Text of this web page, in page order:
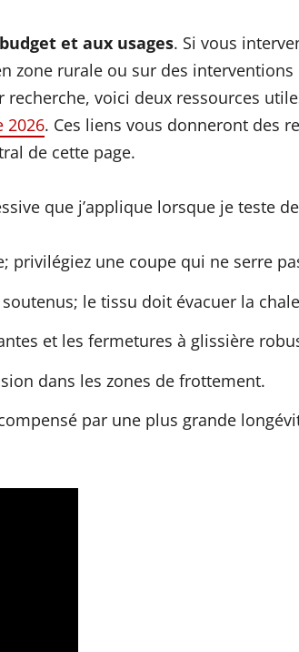
budget et aux usages. Si vous
zone rurale ou sur des
voici deux ressources
2026. Ces liens vous donneront des
de cette page.
que j’applique lorsque je teste
une coupe qui ne serre
le tissu doit évacuer la
et les fermetures à glissière
dans les zones de frottement.
par une plus grande